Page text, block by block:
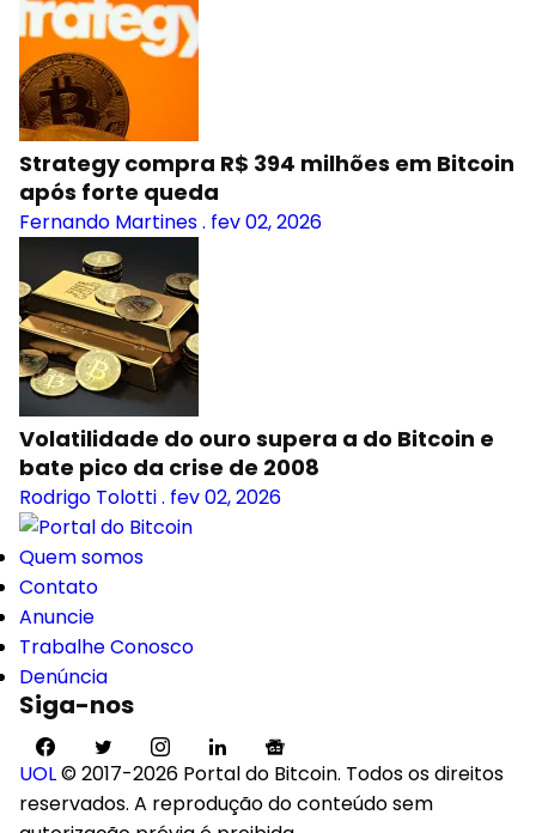
Strategy compra R$ 394 milhões em Bitcoin
após forte queda
Fernando Martines. fev 02, 2026
Volatilidade do ouro supera a do Bitcoin e
bate pico da crise de 2008
Rodrigo Tolotti. fev 02, 2026
Quem somos
Contato
Anuncie
Trabalhe Conosco
Denúncia
Siga-nos
UOL© 2017-2026 Portal do Bitcoin. Todos os direitos
reservados. A reprodução do conteúdo sem